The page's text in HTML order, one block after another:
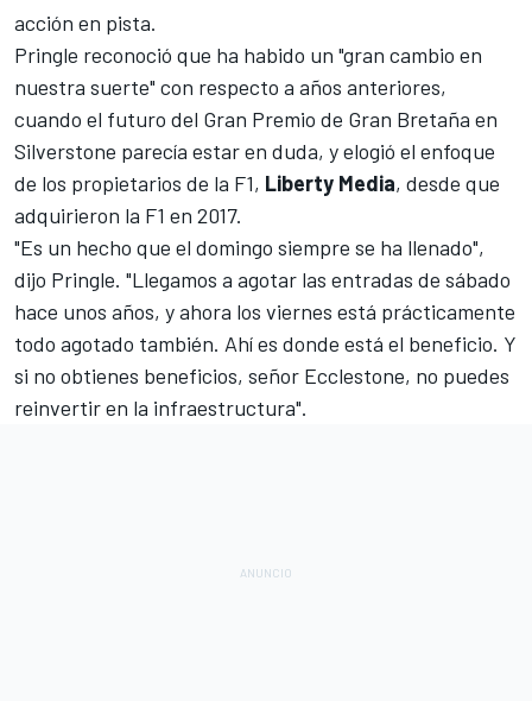
acción en pista.
Pringle reconoció que ha habido un "gran cambio en
nuestra suerte" con respecto a años anteriores,
cuando el futuro del Gran Premio de Gran Bretaña en
Silverstone parecía estar en duda, y elogió el enfoque
de los propietarios de la F1, Liberty Media, desde que
adquirieron la F1 en 2017.
"Es un hecho que el domingo siempre se ha llenado",
dijo Pringle. "Llegamos a agotar las entradas de sábado
hace unos años, y ahora los viernes está prácticamente
todo agotado también. Ahí es donde está el beneficio. Y
si no obtienes beneficios, señor Ecclestone, no puedes
reinvertir en la infraestructura".